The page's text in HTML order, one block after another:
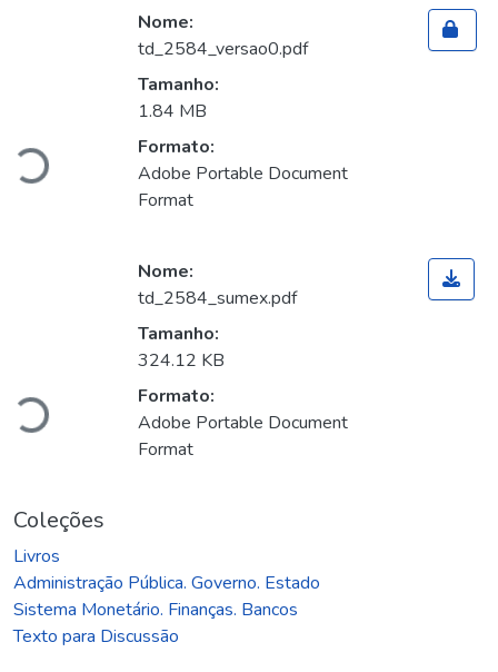
Carregando...
Nome:
td_2584_versao0.pdf
Tamanho:
1.84 MB
Formato:
Adobe Portable Document
Format
Carregando...
Nome:
td_2584_sumex.pdf
Tamanho:
324.12 KB
Formato:
Adobe Portable Document
Format
Coleções
Livros
Administração Pública. Governo. Estado
Sistema Monetário. Finanças. Bancos
Texto para Discussão